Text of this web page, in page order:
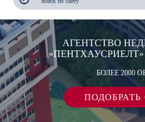
АГЕНТСТВО
БОЛЕЕ 2000
ПОДОБРАТЬ